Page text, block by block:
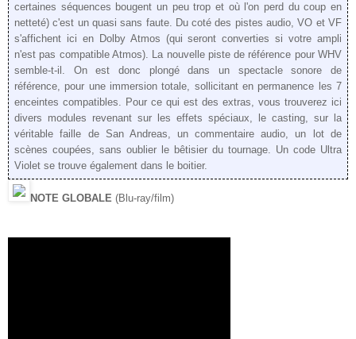
certaines séquences bougent un peu trop et où l'on perd du coup en
netteté) c'est un quasi sans faute. Du coté des pistes audio, VO et VF
s'affichent ici en Dolby Atmos (qui seront converties si votre ampli
n'est pas compatible Atmos). La nouvelle piste de référence pour WHV
semble-t-il. On est donc plongé dans un spectacle sonore de
référence, pour une immersion totale, sollicitant en permanence les 7
enceintes compatibles. Pour ce qui est des extras, vous trouverez ici
divers modules revenant sur les effets spéciaux, le casting, sur la
véritable faille de San Andreas, un commentaire audio, un lot de
scènes coupées, sans oublier le bêtisier du tournage. Un code Ultra
Violet se trouve également dans le boitier.
NOTE GLOBALE (Blu-ray/film)